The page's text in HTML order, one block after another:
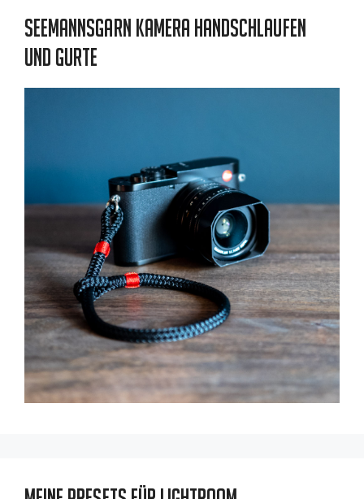
Seemannsgarn Kamera Handschlaufen
und Gurte